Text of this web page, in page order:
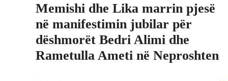
Memishi dhe Lika marrin pjesë
në manifestimin jubilar për
dëshmorët Bedri Alimi dhe
Rametulla Ameti në Neproshten